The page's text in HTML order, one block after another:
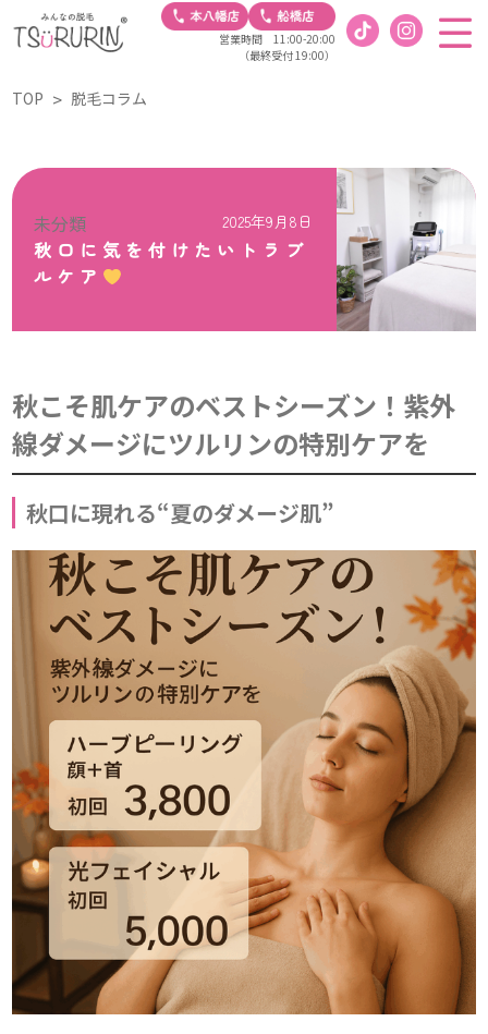
営業時間 11:00-20:00
（最終受付 19:00）
TOP 脱毛コラム
未分類 2025年9月8日
秋口に気を付けたいトラブ
ルケア
秋こそ肌ケアのベストシーズン！紫外
線ダメージにツルリンの特別ケアを
秋口に現れる“夏のダメージ肌”